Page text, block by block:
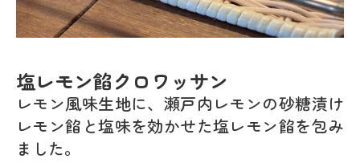
塩レモン餡クロワッサン
レモン風味生地に、瀬戸内レモンの砂糖漬け
レモン餡と塩味を効かせた塩レモン餡を包み
ました。